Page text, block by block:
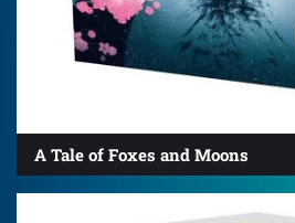
A Tale of Foxes and Moons